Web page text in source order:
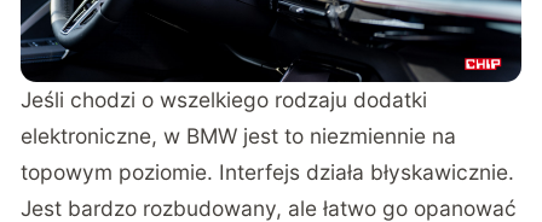
Jeśli chodzi o wszelkiego rodzaju dodatki
elektroniczne, w BMW jest to niezmiennie na
topowym poziomie. Interfejs działa błyskawicznie.
Jest bardzo rozbudowany, ale łatwo go opanować